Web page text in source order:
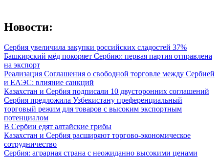
Новости:
Сербия увеличила закупки российских сладостей 37%
Башкирский мёд покоряет Сербию: первая партия отправлена
на экспорт
Реализация Соглашения о свободной торговле между Сербией
и ЕАЭС: влияние санкций
Казахстан и Сербия подписали 10 двусторонних соглашений
Сербия предложила Узбекистану преференциальный
торговый режим для товаров с высоким экспортным
потенциалом
В Сербии едят алтайские грибы
Казахстан и Сербия расширяют торгово-экономическое
сотрудничество
Сербия: аграрная страна с неожиданно высокими ценами